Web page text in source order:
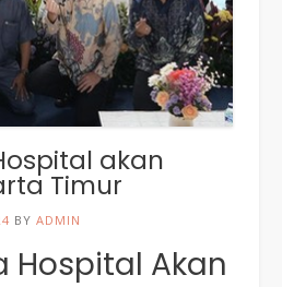
akan
Timur
BY ADMIN
Hospital Akan